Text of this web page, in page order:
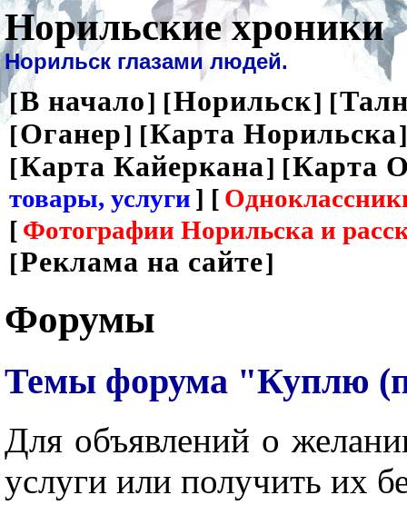
Норильские хроники
Норильск глазами людей.
[В начало] [Норильск] [
[Оганер] [Карта Норильска
[Карта Кайеркана] [Карта
товары, услуги ] [
[ Фотографии Норильска и
[Реклама на сайте]
Форумы
Темы форума "Куплю
Для объявлений о
услуги или получить их